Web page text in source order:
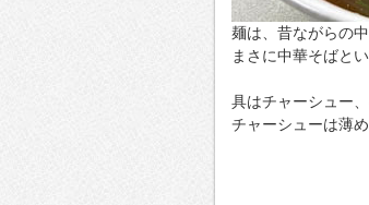
麺は、昔ながらの
まさに中華そばと
具はチャーシュー
チャーシューは薄